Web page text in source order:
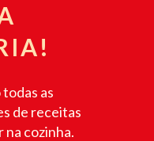
as
de receitas
na cozinha.